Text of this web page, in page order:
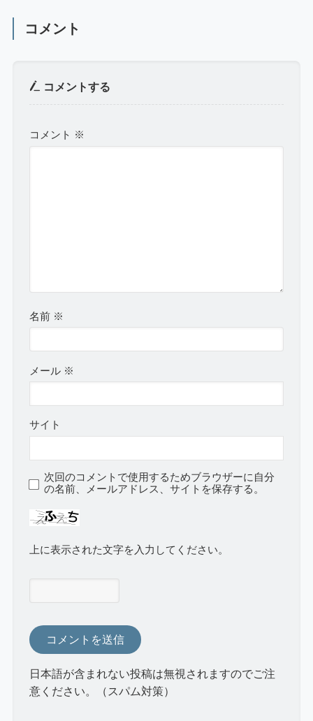
コメント
コメントする
コメント ※
名前 ※
メール ※
サイト
次回のコメントで使用するためブラウザーに自分
の名前、メールアドレス、サイトを保存する。
上に表示された文字を入力してください。
日本語が含まれない投稿は無視されますのでご注
意ください。（スパム対策）